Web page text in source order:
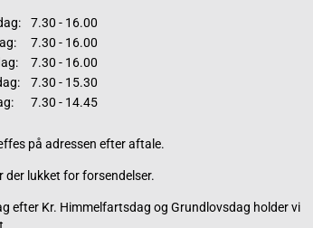
7.30 - 16.00
7.30 - 16.00
7.30 - 16.00
7.30 - 15.30
7.30 - 14.45
på adressen efter aftale.
der lukket for forsendelser.
efter Kr. Himmelfartsdag og Grundlovsdag holder vi